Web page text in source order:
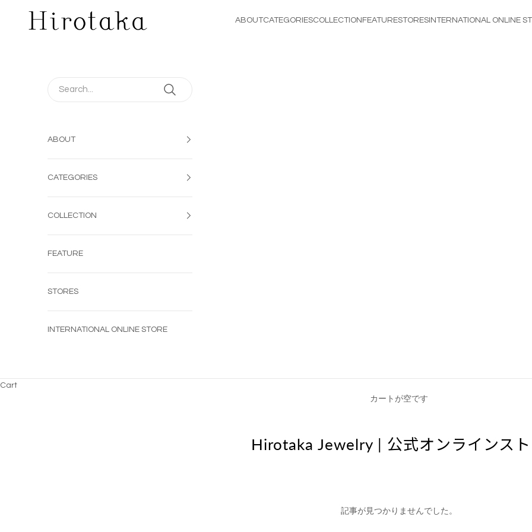
Hirotaka Jewelry | 公式オンラインストア
ABOUTCATEGORIESCOLLECTION FEATURESTORES INTERNATIONAL ONLINE
ABOUT
CATEGORIES
COLLECTION
FEATURE
STORES
INTERNATIONAL ONLINE STORE
Cart
カートが空です
Hirotaka Jewelry | 公式オンラインス
記事が見つかりませんでした。